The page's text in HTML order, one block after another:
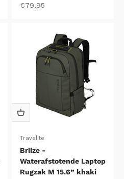
Aanbiedingsprijs
€79,95
Travelite
Briize -
Waterafstotende Laptop
Rugzak M 15.6” khaki